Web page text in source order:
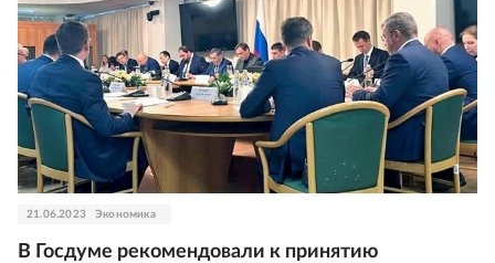
21.06.2023 Экономика
В Госдуме рекомендовали к принятию